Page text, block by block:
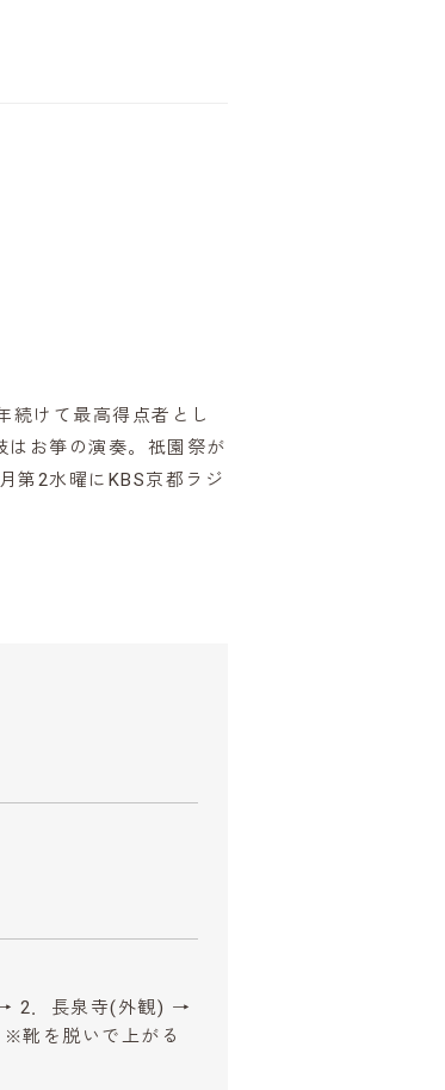
続けて最高得点者とし
お箏の演奏。祇園祭が
第2水曜にKBS京都ラジ
2．長泉寺(外観) →
靴を脱いで上がる